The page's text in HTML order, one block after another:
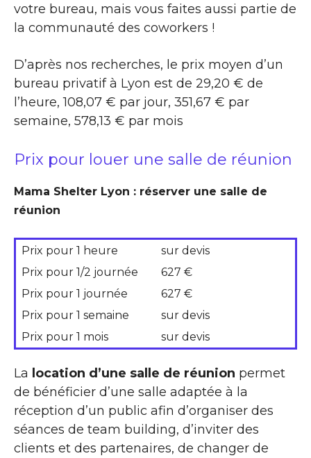
votre bureau, mais vous faites aussi partie de
la communauté des coworkers !
D’après nos recherches, le prix moyen d’un
bureau privatif à Lyon est de 29,20 € de
l’heure, 108,07 € par jour, 351,67 € par
semaine, 578,13 € par mois
Prix pour louer une salle de réunion
Mama Shelter Lyon : réserver une salle de
réunion
Prix pour 1 heure
sur devis
Prix pour 1/2 journée
627 €
Prix pour 1 journée
627 €
Prix pour 1 semaine
sur devis
Prix pour 1 mois
sur devis
La location d’une salle de réunion permet
de bénéficier d’une salle adaptée à la
réception d’un public afin d’organiser des
séances de team building, d’inviter des
clients et des partenaires, de changer de